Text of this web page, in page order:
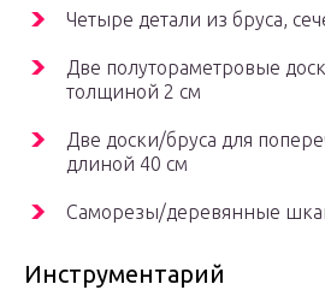
Четыре детали из бруса,
Две полутораметровые
толщиной 2 см
Две доски/бруса для
длиной 40 см
Саморезы/деревянные
Инструментарий